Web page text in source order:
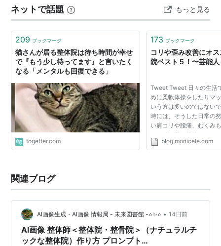
活用方法について詳しく解説します。 AI…
ネットで話題 もっと見る
209 ブックマーク
猫さんが居る整体院は待ち時間が幸せ
で『もう少し待ってます』と言いたく
なる「メンタルも回復できる」
togetter.com
173 ブックマーク
コリや歪み改善にオ
院ベスト５！〜芸能
Tweet Tweet 日々の生活
めに柔軟体操をしたりマ
いう方は多いのではない
時には、そうした日常の
い肩コリや腰痛、むくみ
んな時、私は整体マニア
繁に整体院にでかけてい
blog.monicele.com
関連ブログ
AI画像生成・AI画像 情報局 - 未来図書館 -⭐✨⭐ • 14日前
AI画像 整体師＜整体院・整骨院＞（ナチュラルチ
ックな整体院）作り方 プロンプト